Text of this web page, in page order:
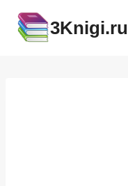
содержимому
3Knigi.ru